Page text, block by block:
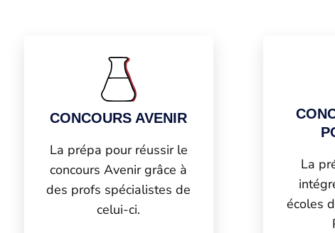
CONCOURS AVENIR
La prépa pour réussir le
concours Avenir grâce à
des profs spécialistes de
celui-ci.
La
écoles